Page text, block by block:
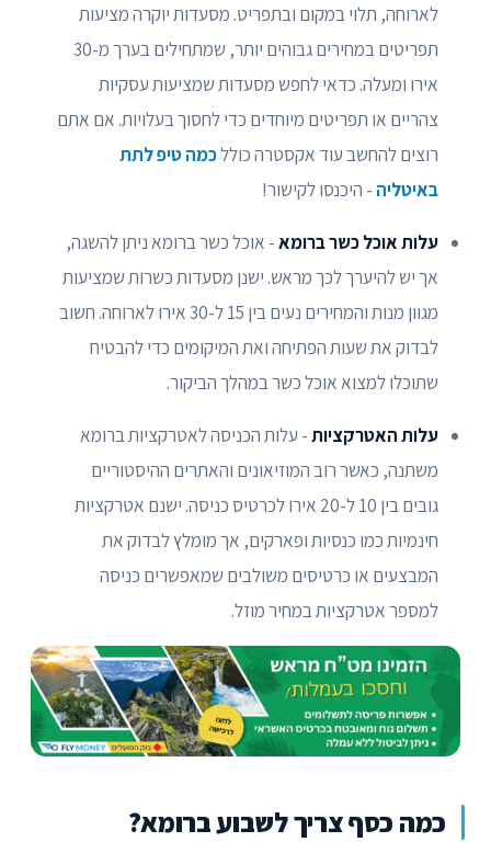
לארוחה, תלוי במקום ובתפריט. מסעדות יוקרה מציעות
תפריטים במחירים גבוהים יותר, שמתחילים בערך מ-30
אירו ומעלה. כדאי לחפש מסעדות שמציעות עסקיות
צהריים או תפריטים מיוחדים כדי לחסוך בעלויות. אם אתם
רוצים להחשב עוד אקסטרה כוללכמה טיפ לתת
באיטליה - היכנסו לקישור!
עלות אוכל כשר ברומא- אוכל כשר ברומא ניתן להשגה,
אך יש להיערך לכך מראש. ישנן מסעדות כשרות שמציעות
מגוון מנות והמחירים נעים בין 15 ל-30 אירו לארוחה. חשוב
לבדוק את שעות הפתיחה ואת המיקומים כדי להבטיח
שתוכלו למצוא אוכל כשר במהלך הביקור.
עלות האטרקציות- עלות הכניסה לאטרקציות ברומא
משתנה, כאשר רוב המוזיאונים והאתרים ההיסטוריים
גובים בין 10 ל-20 אירו לכרטיס כניסה. ישנם אטרקציות
חינמיות כמו כנסיות ופארקים, אך מומלץ לבדוק את
המבצעים או כרטיסים משולבים שמאפשרים כניסה
למספר אטרקציות במחיר מוזל.
כמה כסף צריך לשבוע ברומא?